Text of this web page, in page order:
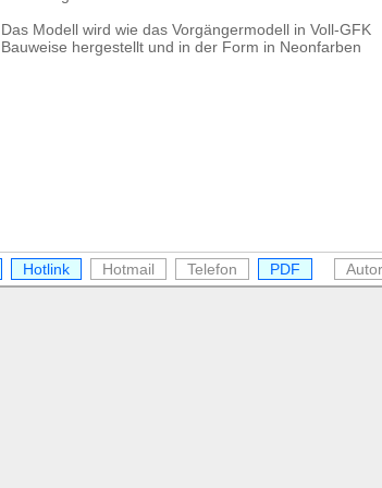
Das Modell wird wie das Vorgängermodell in Voll-GFK
Bauweise hergestellt und in der Form in Neonfarben
Hotlink Hotmail Telefon PDF Autor